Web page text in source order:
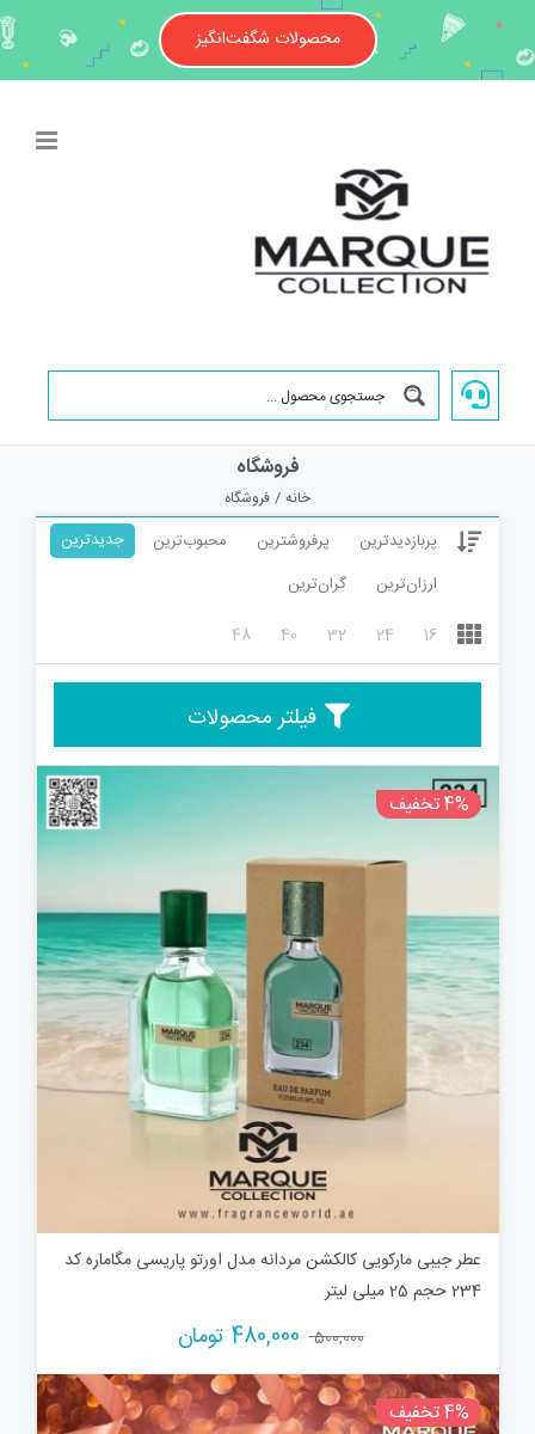
content
محصولات شگفت‌انگیز
فروشگاه
خانه فروشگاه
پربازدیدترین پرفروشترین محبوب‌ترین
جدیدترین
ارزان‌ترین
گران‌ترین
16
24
32
40
48
فیلتر محصولات
دسته محصولات
برند و سازنده کالا
محدوده قیمت
4% تخفیف
عطر جیبی مارکویی کالکشن مردانه مدل اورتو پاریسی مگاماره کد
234 حجم 25 میلی لیتر
500,000 قیمت
500,000 تومان
بود.
480,000 تومان
480,000 تومان.
4% تخفیف